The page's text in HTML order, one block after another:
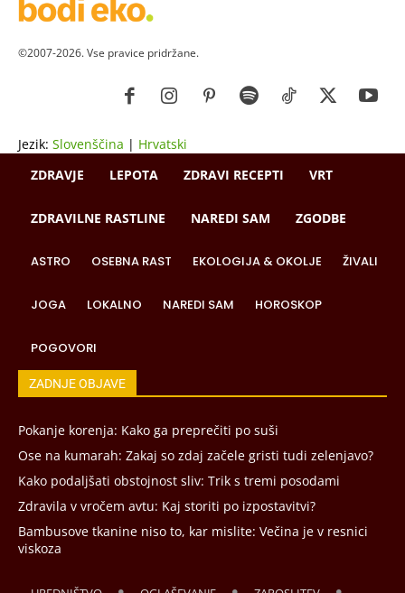
©2007-2026. Vse pravice pridržane.
Jezik: Slovenščina | Hrvatski
ZDRAVJE
LEPOTA ZDRAVI RECEPTI VRT
ZDRAVILNE RASTLINE NAREDI SAM ZGODBE
ASTRO OSEBNA RAST EKOLOGIJA & OKOLJE ŽIVALI
JOGA LOKALNO NAREDI SAM HOROSKOP
POGOVORI
ZADNJE OBJAVE
Pokanje korenja: Kako ga preprečiti po suši
Ose na kumarah: Zakaj so zdaj začele gristi tudi zelenjavo?
Kako podaljšati obstojnost sliv: Trik s tremi posodami
Zdravila v vročem avtu: Kaj storiti po izpostavitvi?
Bambusove tkanine niso to, kar mislite: Večina je v resnici
viskoza